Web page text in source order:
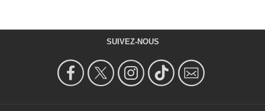
SUIVEZ-NOUS